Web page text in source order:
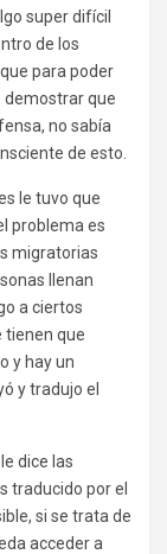
super difícil
de los
para poder
demostrar que
no sabía
de esto.
le tuvo que
problema es
migratorias
llenan
a ciertos
tienen que
y hay un
y tradujo el
dice las
traducido por el
si se trata de
acceder a